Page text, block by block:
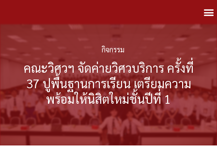
กิจกรรม
คณะวิศวฯ จัดค่ายวิศวบริการ ครั้งที่
37 ปูพื้นฐานการเรียน เตรียมความ
พร้อมให้นิสิตใหม่ชั้นปีที่ 1